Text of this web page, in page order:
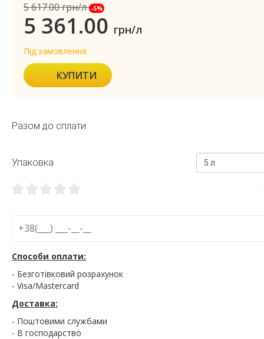
5 617.00грн/л -5%
5 361.00 грн/л
Під замовлення
КУПИТИ
Разом до сплати
Упаковка 5 л
Способи оплати:
- Безготівковий розрахунок
- Visa/Mastercard
Доставка:
- Поштовими службами
- В господарство